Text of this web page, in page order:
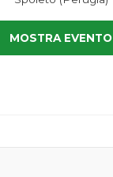
MOSTRA EVENTO